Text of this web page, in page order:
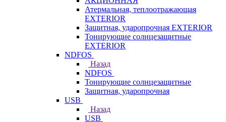
Атермальная, теплоотражающая
EXTERIOR
Защитная, ударопрочная EXTERIOR
Тонирующие солнцезащитные
EXTERIOR
NDFOS
Назад
NDFOS
Тонирующие солнцезащитные
Защитная, ударопрочная
USB
Назад
USB